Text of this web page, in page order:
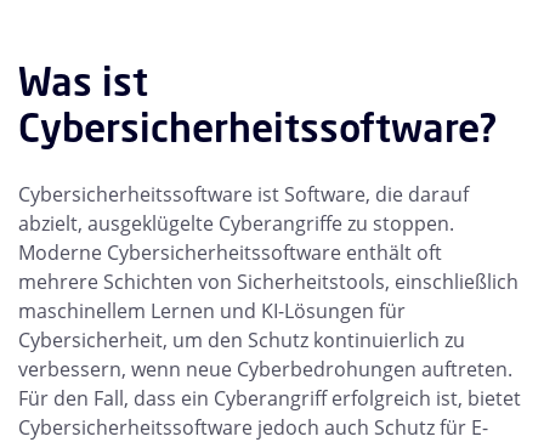
Was ist
Cybersicherheitssoftware?
Cybersicherheitssoftware ist Software, die darauf
abzielt, ausgeklügelte Cyberangriffe zu stoppen.
Moderne Cybersicherheitssoftware enthält oft
mehrere Schichten von Sicherheitstools, einschließlich
maschinellem Lernen und KI-Lösungen für
Cybersicherheit, um den Schutz kontinuierlich zu
verbessern, wenn neue Cyberbedrohungen auftreten.
Für den Fall, dass ein Cyberangriff erfolgreich ist, bietet
Cybersicherheitssoftware jedoch auch Schutz für E-